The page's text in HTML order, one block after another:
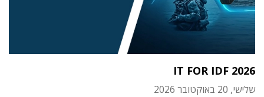
IT FOR IDF 2026
שלישי, 20 באוקטובר 2026